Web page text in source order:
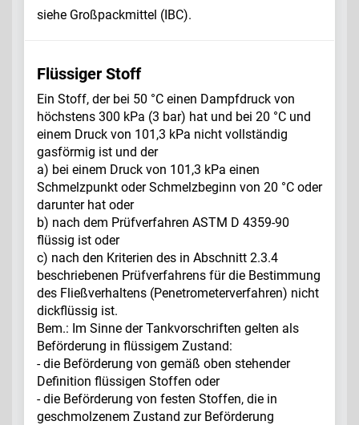
siehe Großpackmittel (IBC).
Flüssiger Stoff
Ein Stoff, der bei 50 °C einen Dampfdruck von
höchstens 300 kPa (3 bar) hat und bei 20 °C und
einem Druck von 101,3 kPa nicht vollständig
gasförmig ist und der
a) bei einem Druck von 101,3 kPa einen
Schmelzpunkt oder Schmelzbeginn von 20 °C oder
darunter hat oder
b) nach dem Prüfverfahren ASTM D 4359-90
flüssig ist oder
c) nach den Kriterien des in Abschnitt 2.3.4
beschriebenen Prüfverfahrens für die Bestimmung
des Fließverhaltens (Penetrometerverfahren) nicht
dickflüssig ist.
Bem.: Im Sinne der Tankvorschriften gelten als
Beförderung in flüssigem Zustand:
- die Beförderung von gemäß oben stehender
Definition flüssigen Stoffen oder
- die Beförderung von festen Stoffen, die in
geschmolzenem Zustand zur Beförderung